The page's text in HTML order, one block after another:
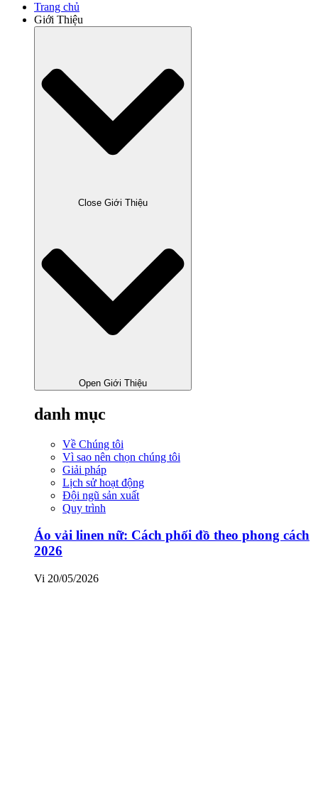
Trang chủ
Giới Thiệu
Close Giới Thiệu
Open Giới Thiệu
danh mục
Về Chúng tôi
Vì sao nên chọn chúng tôi
Giải pháp
Lịch sử hoạt động
Đội ngũ sản xuất
Quy trình
Áo vải linen nữ: Cách phối đồ theo phong cách
2026
Vi 20/05/2026